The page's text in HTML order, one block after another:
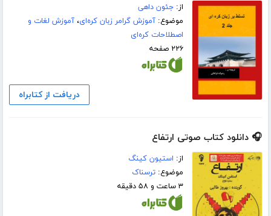
از:جئون داهی
موضوع:آموزش گرامر زبان کره‌ای،آموزش لغات و
اصطلاحات کره‌ای
۲۲۶ صفحه
دریافت از کتابراه
🎧 دانلود کتاب صوتی ارتفاع
از: استیون کینگ
موضوع:ترسناک
۳ ساعت و ۵۸ دقیقه